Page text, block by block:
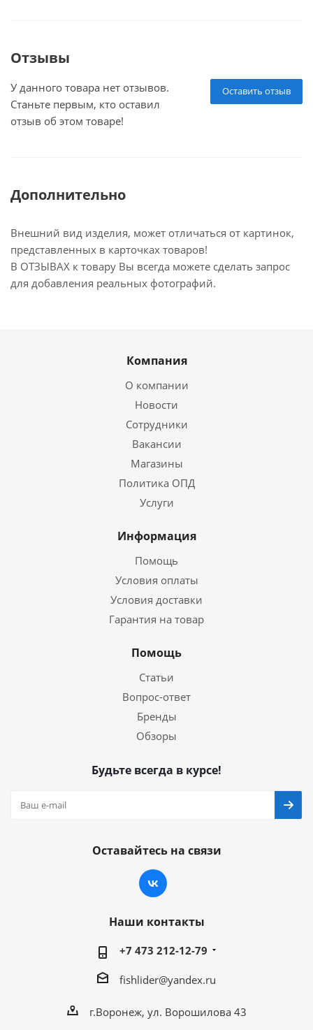
Отзывы
Оставить отзыв
У данного товара нет отзывов.
Станьте первым, кто оставил
отзыв об этом товаре!
Дополнительно
Внешний вид изделия, может отличаться от картинок,
представленных в карточках товаров!
В ОТЗЫВАХ к товару Вы всегда можете сделать запрос
для добавления реальных фотографий.
Компания
О компании
Новости
Сотрудники
Вакансии
Магазины
Политика ОПД
Услуги
Информация
Помощь
Условия оплаты
Условия доставки
Гарантия на товар
Помощь
Статьи
Вопрос-ответ
Бренды
Обзоры
Будьте всегда в курсе!
Оставайтесь на связи
Наши контакты
+7 473 212-12-79
fishlider@yandex.ru
г.Воронеж, ул. Ворошилова 43